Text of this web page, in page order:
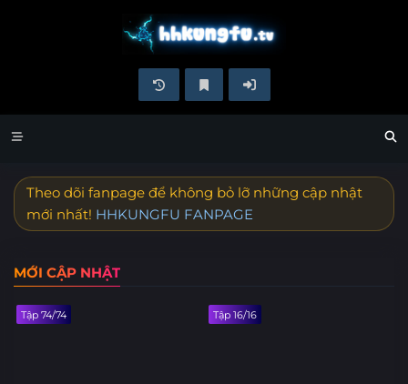
Theo dõi fanpage để không bỏ lỡ những cập nhật
mới nhất! HHKUNGFU FANPAGE
MỚI CẬP NHẬT
Tập 74/74 Tập 16/16